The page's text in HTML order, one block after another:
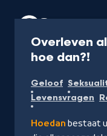
Overleven
hoe dan?!
Geloof
Levensvragen
Hoedan bestaat